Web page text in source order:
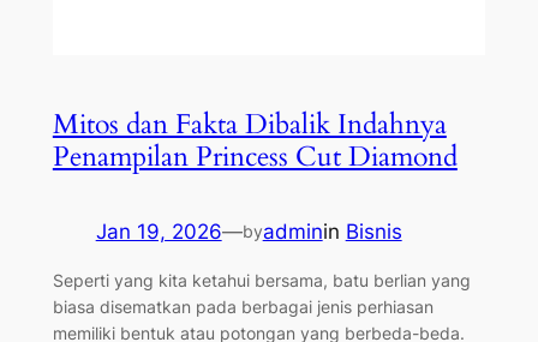
Mitos dan Fakta Dibalik Indahnya
Penampilan Princess Cut Diamond
Jan 19, 2026—byadminin Bisnis
Seperti yang kita ketahui bersama, batu berlian yang
biasa disematkan pada berbagai jenis perhiasan
memiliki bentuk atau potongan yang berbeda-beda.